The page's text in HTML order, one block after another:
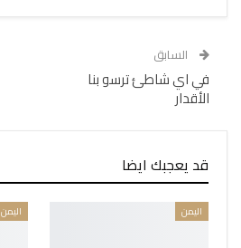
السابق
في اي شاطئ ترسو بنا
الأقدار
قد يعجبك ايضا
اليمن اليمن